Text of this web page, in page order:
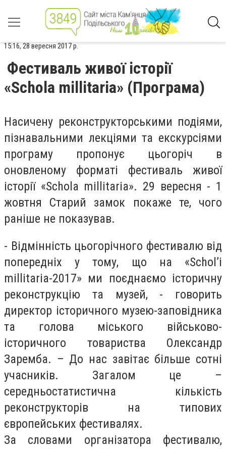
15:16, 28 вересня 2017 р.
Фестиваль живої історії
«Schola millitaria» (Програма)
Насичену реконструкторськими подіями,
пізнавальними лекціями та екскурсіями
програму пропонує цьогоріч в
оновленому форматі фестиваль живої
історії «Schola millitaria». 29 вересня - 1
жовтня Старий замок покаже те, чого
раніше не показував.
- Відмінність цьогорічного фестивалю від
попередніх у тому, що на «Schol’і
millitaria-2017» ми поєднаємо історичну
реконструкцію та музей, - говорить
директор історичного музею-заповідника
та голова міського військово-
історичного товариства Олександр
Заремба. – До нас завітає більше сотні
учасників. Загалом це –
середньостатистична кількість
реконструкторів на типових
європейських фестивалях.
За словами організатора фестивалю,